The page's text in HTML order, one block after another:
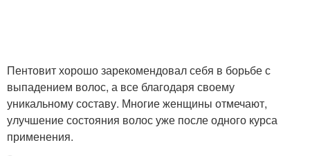
Пентовит хорошо зарекомендовал себя в борьбе с
выпадением волос, а все благодаря своему
уникальному составу. Многие женщины отмечают,
улучшение состояния волос уже после одного курса
применения.